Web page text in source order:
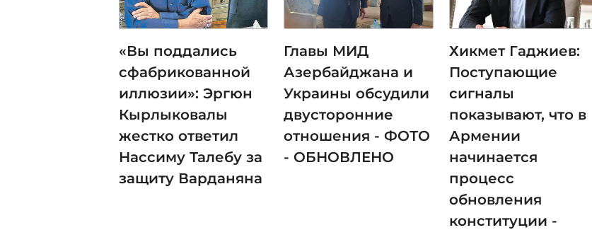
«Вы поддались
сфабрикованной
иллюзии»: Эргюн
Кырлыковалы
жестко ответил
Нассиму Талебу за
защиту Варданяна
Главы МИД
Азербайджана и
Украины обсудили
двусторонние
отношения - ФОТО
- ОБНОВЛЕНО
Хикмет Гаджиев:
Поступающие
сигналы
показывают, что в
Армении
начинается
процесс
обновления
конституции -